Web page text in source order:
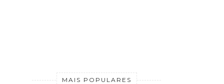
MAIS POPULARES